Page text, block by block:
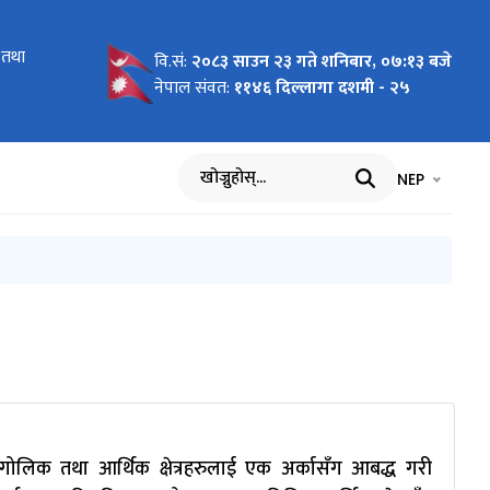
GPS
को
वि.सं: २०८३ साउन २३ गते शनिबार, ०७:१३ बजे
नेपाल संवत: ११४६ दिल्लागा दशमी - २५
खोज्नुहोस् भाषा चयन
NEP
तथा आर्थिक क्षेत्रहरुलाई एक अर्कासँग आबद्ध गरी